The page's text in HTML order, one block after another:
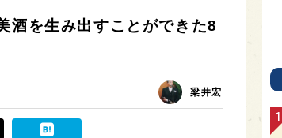
酒を生み出すことができた8
梁井宏